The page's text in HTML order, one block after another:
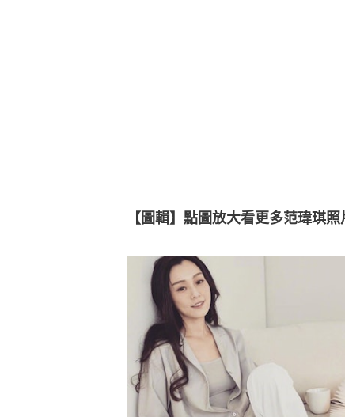
【圖輯】點圖放大看更多范瑋琪照